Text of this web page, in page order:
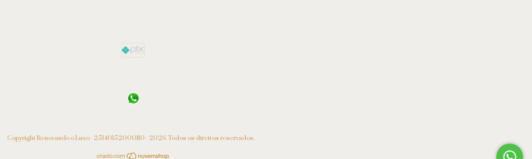
Copyright Renovando o Luxo - 25140152000110 - 2026. Todos os direitos reservados.